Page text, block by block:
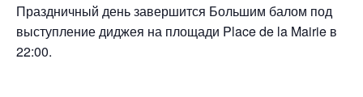
Праздничный день завершится Большим балом под
выступление диджея на площади Place de la Mairie в
22:00.